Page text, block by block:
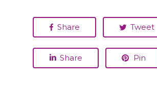
Share Tweet
Share Pin